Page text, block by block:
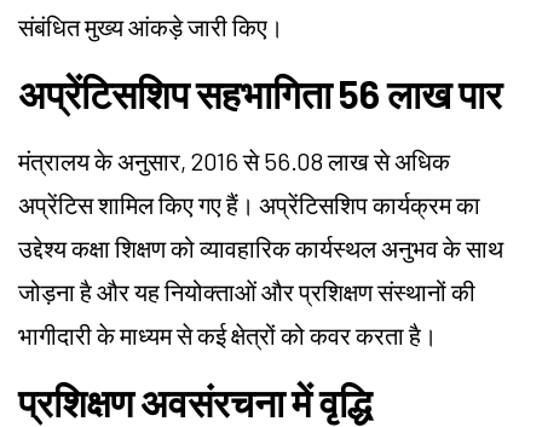
संबंधित मुख्य आंकड़े जारी किए।
अप्रेंटिसशिप सहभागिता 56 लाख पार
मंत्रालय के अनुसार, 2016 से 56.08 लाख से अधिक
अप्रेंटिस शामिल किए गए हैं। अप्रेंटिसशिप कार्यक्रम का
उद्देश्य कक्षा शिक्षण को व्यावहारिक कार्यस्थल अनुभव के साथ
जोड़ना है और यह नियोक्ताओं और प्रशिक्षण संस्थानों की
भागीदारी के माध्यम से कई क्षेत्रों को कवर करता है।
प्रशिक्षण अवसंरचना में वृद्धि